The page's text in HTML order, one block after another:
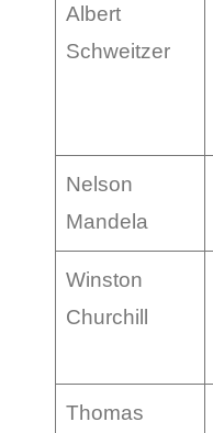
Albert
Schweitzer
Nelson
Mandela
Winston
Churchill
Thomas